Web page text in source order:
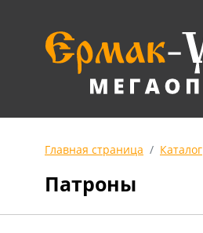
Главная страница Каталог
Патроны